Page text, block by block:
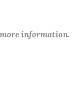
information.